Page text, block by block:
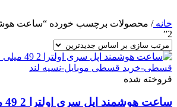
خانه/ محصولات برچسب خورده “ساعت
2”
فروخته شده
ساعت هوشمند اپل سری اولترا 2 49 میلی متری